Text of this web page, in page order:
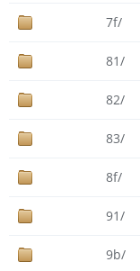
7f/
81/
82/
83/
8f/
91/
9b/